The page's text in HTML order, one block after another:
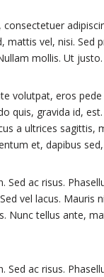
mattis vel, nisi.
mollis. Ut
volutpat, eros
quis, gravida id,
a ultrices sagittis,
et, dapibus
Sed ac risus.
vel lacus. Mauris
Nunc tellus ante,
Sed ac risus.